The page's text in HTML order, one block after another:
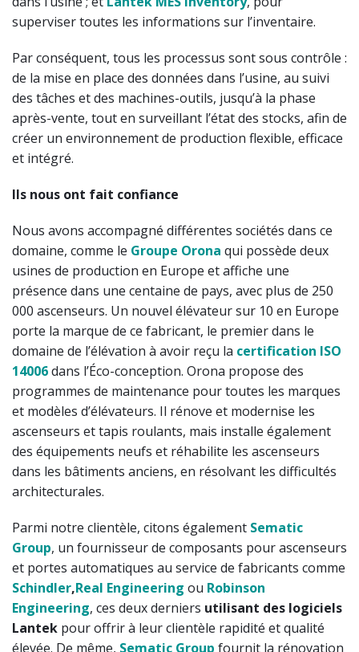
superviser toutes les informations sur l’inventaire.
Par conséquent, tous les processus sont sous contrôle :
de la mise en place des données dans l’usine, au suivi
des tâches et des machines-outils, jusqu’à la phase
après-vente, tout en surveillant l’état des stocks, afin de
créer un environnement de production flexible, efficace
et intégré.
Ils nous ont fait confiance
Nous avons accompagné différentes sociétés dans ce
domaine, comme le Groupe Orona qui possède deux
usines de production en Europe et affiche une
présence dans une centaine de pays, avec plus de 250
000 ascenseurs. Un nouvel élévateur sur 10 en Europe
porte la marque de ce fabricant, le premier dans le
domaine de l’élévation à avoir reçu la certification ISO
14006dans l’Éco-conception. Orona propose des
programmes de maintenance pour toutes les marques
et modèles d’élévateurs. Il rénove et modernise les
ascenseurs et tapis roulants, mais installe également
des équipements neufs et réhabilite les ascenseurs
dans les bâtiments anciens, en résolvant les difficultés
architecturales.
Parmi notre clientèle, citons également Sematic
Group, un fournisseur de composants pour ascenseurs
et portes automatiques au service de fabricants comme
Schindler,Real Engineering ou Robinson
Engineering, ces deux derniers utilisant des logiciels
Lantek pour offrir à leur clientèle rapidité et qualité
élevée. De même, Sematic Group fournit la rénovation